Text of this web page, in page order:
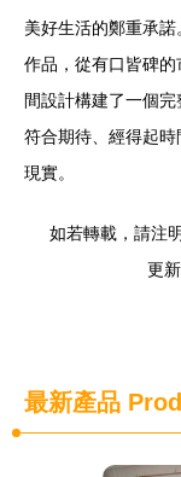
美好生活的鄭重承
作品，從有口皆碑
間設計構建了一個
符合期待、經得起
現實。
如若轉載，請注
更
最新產品